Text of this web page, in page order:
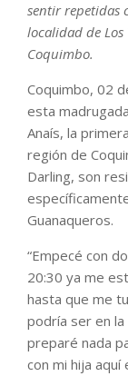
sentir repetidas
localidad de Los
Coquimbo.
Coquimbo, 02
esta
Anaís, la
región de
Darling, son
Guanaqueros.
“Empecé con
20:30 ya me
hasta que me
podría ser en la
preparé nada
con mi hija